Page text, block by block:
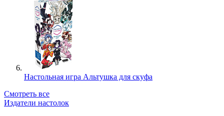
Настольная игра Альтушка для скуфа
Смотреть все
Издатели настолок